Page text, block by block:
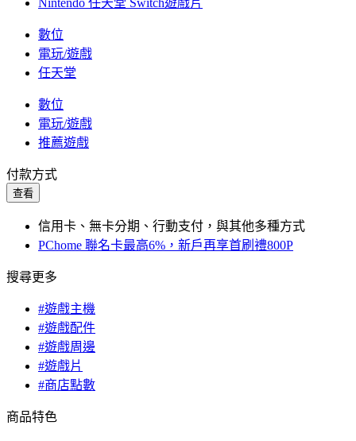
Nintendo 任天堂 Switch遊戲片
數位
電玩/遊戲
任天堂
數位
電玩/遊戲
推薦遊戲
付款方式
查看
信用卡、無卡分期、行動支付，與其他多種方式
PChome 聯名卡最高6%，新戶再享首刷禮800P
搜尋更多
#遊戲主機
#遊戲配件
#遊戲周邊
#遊戲片
#商店點數
商品特色